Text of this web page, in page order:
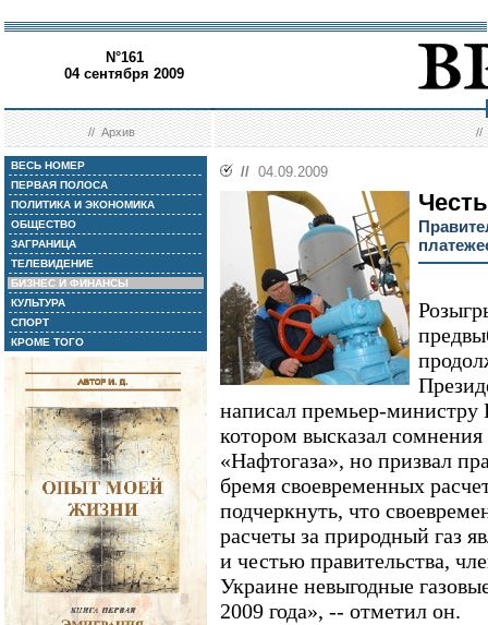
N°161
04 сентября 2009
//Архив //
ВЕСЬ НОМЕР
ПЕРВАЯ ПОЛОСА
ПОЛИТИКА И ЭКОНОМИКА
ОБЩЕСТВО
ЗАГРАНИЦА
ТЕЛЕВИДЕНИЕ
БИЗНЕС И ФИНАНСЫ
КУЛЬТУРА
СПОРТ
КРОМЕ ТОГО
// 04.09.2009
написал премьер-
котором высказал
«Нафтогаза», но призвал
бремя своевременных
подчеркнуть, что
расчеты за природный газ
и честью правительства,
Украине невыгодные
2009 года», -- отметил он.